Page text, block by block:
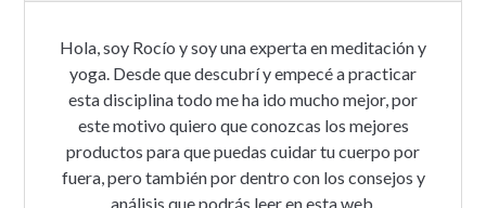
Hola, soy Rocío y soy una experta en meditación y
yoga. Desde que descubrí y empecé a practicar
esta disciplina todo me ha ido mucho mejor, por
este motivo quiero que conozcas los mejores
productos para que puedas cuidar tu cuerpo por
fuera, pero también por dentro con los consejos y
análisis que podrás leer en esta web.